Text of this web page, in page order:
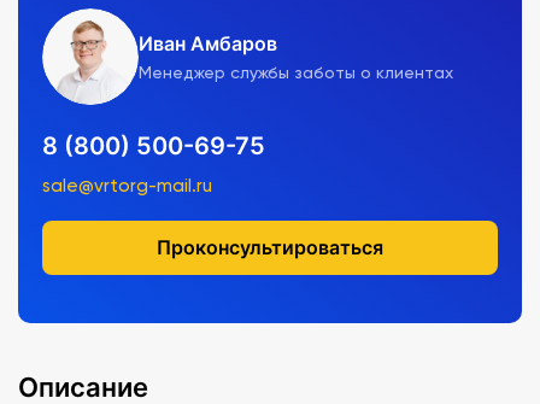
Иван Амбаров
Менеджер службы заботы о клиентах
8 (800) 500-69-75
sale@vrtorg-mail.ru
Проконсультироваться
Описание